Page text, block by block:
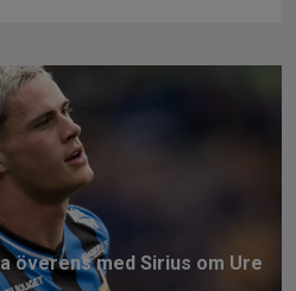
b
o
o
k
a
d
s
n
överens med Sirius om Ure